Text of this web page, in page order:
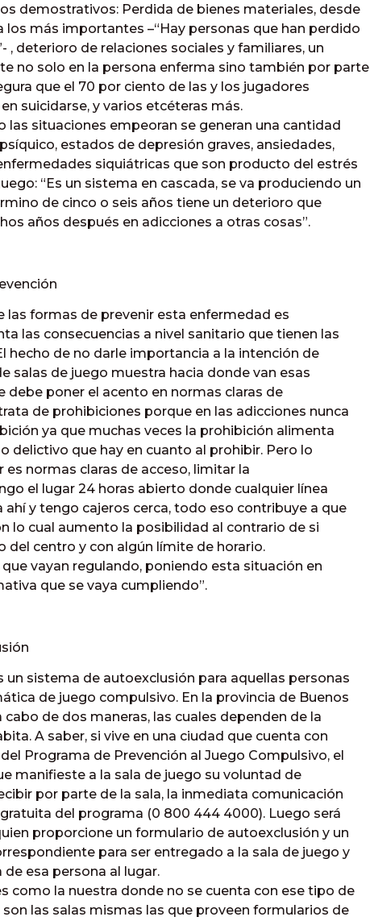
demostrativos: Perdida de bienes materiales, desde
los más importantes –“Hay personas que han perdido
, deterioro de relaciones sociales y familiares, un
no solo en la persona enferma sino también por parte
que el 70 por ciento de las y los jugadores
suicidarse, y varios etcéteras más.
las situaciones empeoran se generan una cantidad
estados de depresión graves, ansiedades,
siquiátricas que son producto del estrés
“Es un sistema en cascada, se va produciendo un
de cinco o seis años tiene un deterioro que
años después en adicciones a otras cosas”.
las formas de prevenir esta enfermedad es
las consecuencias a nivel sanitario que tienen las
hecho de no darle importancia a la intención de
salas de juego muestra hacia donde van esas
debe poner el acento en normas claras de
de prohibiciones porque en las adicciones nunca
ya que muchas veces la prohibición alimenta
delictivo que hay en cuanto al prohibir. Pero lo
es normas claras de acceso, limitar la
el lugar 24 horas abierto donde cualquier línea
ahí y tengo cajeros cerca, todo eso contribuye a que
lo cual aumento la posibilidad al contrario de si
del centro y con algún límite de horario.
vayan regulando, poniendo esta situación en
que se vaya cumpliendo”.
un sistema de autoexclusión para aquellas personas
de juego compulsivo. En la provincia de Buenos
cabo de dos maneras, las cuales dependen de la
A saber, si vive en una ciudad que cuenta con
Programa de Prevención al Juego Compulsivo, el
manifieste a la sala de juego su voluntad de
por parte de la sala, la inmediata comunicación
del programa (0 800 444 4000). Luego será
proporcione un formulario de autoexclusión y un
para ser entregado a la sala de juego y
esa persona al lugar.
como la nuestra donde no se cuenta con ese tipo de
las salas mismas las que proveen formularios de